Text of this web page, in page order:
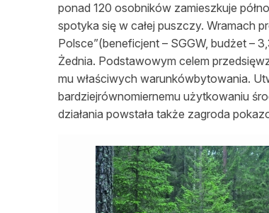
ponad 120 osobników zamieszkuje
spotyka się w całej puszczy. Wramach
Polsce”(beneficjent – SGGW, budżet –
Żednia. Podstawowym celem
mu właściwych warunkówbytowania.
bardziejrównomiernemu użytkowaniu
działania powstała także zagroda